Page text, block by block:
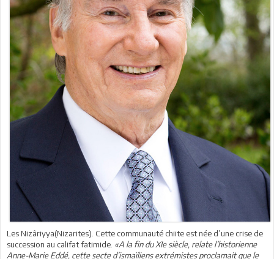
Les Nizâriyya(Nizarites). Cette communauté chiite est née d’une crise de
succession au califat fatimide. «A la fin du XIe siècle, relate l’historienne
Anne-Marie Eddé, cette secte d’ismaïliens extrémistes proclamait que le